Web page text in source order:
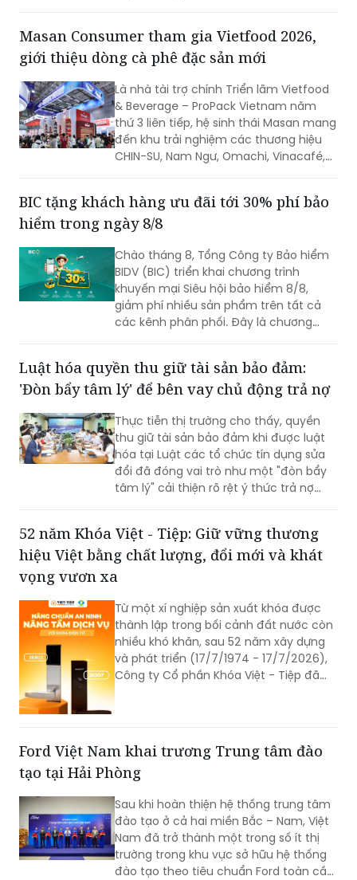
Masan Consumer tham gia Vietfood 2026,
giới thiệu dòng cà phê đặc sản mới
Là nhà tài trợ chính Triển lãm Vietfood
& Beverage – ProPack Vietnam năm
thứ 3 liên tiếp, hệ sinh thái Masan mang
đến khu trải nghiệm các thương hiệu
CHIN-SU, Nam Ngư, Omachi, Vinacafé,
hiện tại triển lãm. Sự kiện diễn ra từ
ngày 6-8/8/2026, tại Trung tâm Hội
BIC tặng khách hàng ưu đãi tới 30% phí bảo
hiểm trong ngày 8/8
Chào tháng 8, Tổng Công ty Bảo hiểm
BIDV (BIC) triển khai chương trình
khuyến mại Siêu hội bảo hiểm 8/8,
giảm phí nhiều sản phẩm trên tất cả
các kênh phân phối. Đây là chương
Luật hóa quyền thu giữ tài sản bảo đảm:
'Đòn bẩy tâm lý' để bên vay chủ động trả nợ
Thực tiễn thị trường cho thấy, quyền
thu giữ tài sản bảo đảm khi được luật
hóa tại Luật các tổ chức tín dụng sửa
đổi đã đóng vai trò như một "đòn bẩy
tâm lý" cải thiện rõ rệt ý thức trả nợ
52 năm Khóa Việt - Tiệp: Giữ vững thương
hiệu Việt bằng chất lượng, đổi mới và khát
vọng vươn xa
Từ một xí nghiệp sản xuất khóa được
thành lập trong bối cảnh đất nước còn
nhiều khó khăn, sau 52 năm xây dựng
và phát triển (17/7/1974 - 17/7/2026),
Công ty Cổ phần Khóa Việt - Tiệp đã
là câu chuyện tăng trưởng của một
thương hiệu “quốc dân”, mà còn phản
ánh sự bền bỉ của doanh nghiệp Việt
không ngừng nâng cao năng lực cạnh
tranh.
Ford Việt Nam khai trương Trung tâm đào
tạo tại Hải Phòng
Sau khi hoàn thiện hệ thống trung tâm
đào tạo ở cả hai miền Bắc – Nam, Việt
Nam đã trở thành một trong số ít thị
trường trong khu vực sở hữu hệ thống
đào tạo theo tiêu chuẩn Ford toàn cầu,